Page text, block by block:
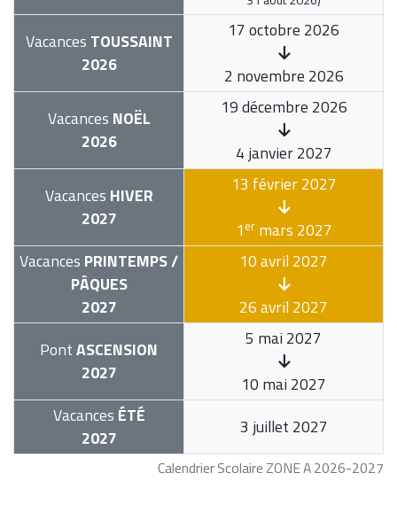
Calendrier Scolaire ZONE A 2026-2027
Vacances TOUSSAINT
2026
17 octobre 2026
2 novembre 2026
Vacances NOËL
2026
19 décembre 2026
4 janvier 2027
Vacances HIVER
2027
13 février 2027
1ermars 2027
Vacances PRINTEMPS /
PÂQUES
2027
10 avril 2027
26 avril 2027
PontASCENSION
2027
5 mai 2027
10 mai 2027
Vacances ÉTÉ
2027
3 juillet 2027